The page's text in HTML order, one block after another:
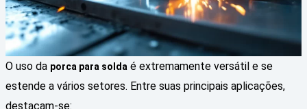
O uso da porca para solda é extremamente versátil e se
estende a vários setores. Entre suas principais aplicações,
destacam-se: